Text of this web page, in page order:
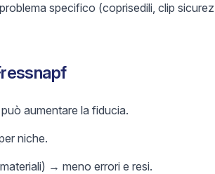
specifico (coprisedili, clip
aumentare la fiducia.
niche.
→ meno errori e resi.